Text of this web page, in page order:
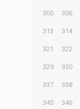
305 306
313 314
321 322
329 330
337 338
345 346